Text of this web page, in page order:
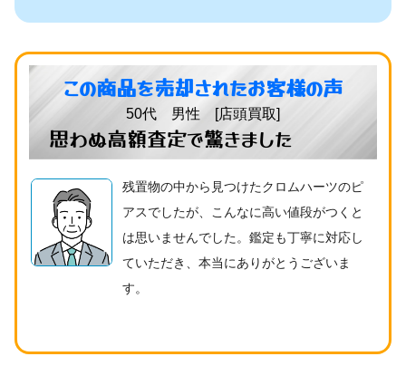
この商品を売却されたお客様の声
50代 男性 [店頭買取]
思わぬ高額査定で驚きました
残置物の中から見つけたクロムハーツのピ
アスでしたが、こんなに高い値段がつくと
は思いませんでした。鑑定も丁寧に対応し
ていただき、本当にありがとうございま
す。